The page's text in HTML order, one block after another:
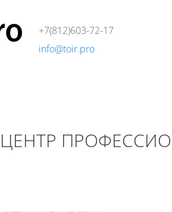
+7(812)603-72-17
info@toir.pro
ЦЕНТР